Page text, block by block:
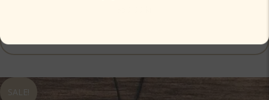
Venteliste
SALE!